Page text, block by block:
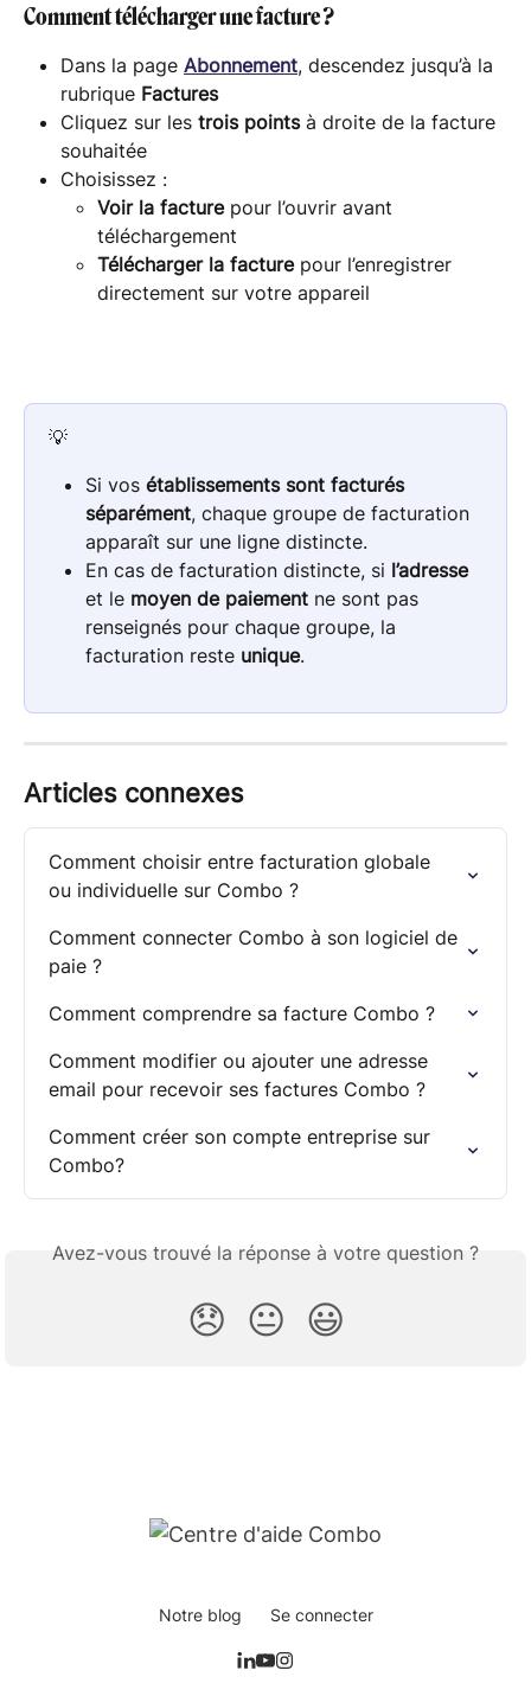
Comment télécharger une facture ?
Dans la page Abonnement, descendez jusqu’à la
rubrique Factures
Cliquez sur les trois points à droite de la facture
souhaitée
Choisissez :
Voir la facture pour l’ouvrir avant
téléchargement
Télécharger la facture pour l’enregistrer
directement sur votre appareil
💡
Si vos établissements sont facturés
séparément, chaque groupe de facturation
apparaît sur une ligne distincte.
En cas de facturation distincte, si l’adresse
et le moyen de paiement ne sont pas
renseignés pour chaque groupe, la
facturation reste unique.
Articles connexes
Comment choisir entre facturation globale
ou individuelle sur Combo ?
Comment connecter Combo à son logiciel de
paie ?
Comment comprendre sa facture Combo ?
Comment modifier ou ajouter une adresse
email pour recevoir ses factures Combo ?
Comment créer son compte entreprise sur
Combo?
Avez-vous trouvé la réponse à votre question ?
😞 😐 😃
Notre blog Se connecter